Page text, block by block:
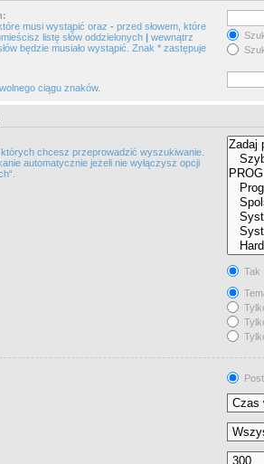
musi wystąpić oraz - przed słowem, które
listę słów oddzielonych | wewnątrz
będzie musiało wystąpić. Znak * zastępuje
ciągu znaków.
chcesz przeprowadzić wyszukiwanie.
automatycznie jeżeli nie wyłączysz opcji
Tak